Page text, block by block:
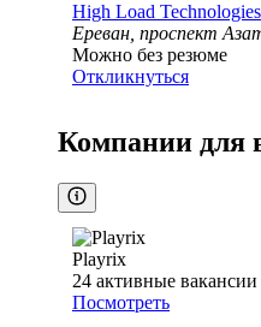
High Load Technologies
Ереван, проспект
Можно без резюме
Откликнуться
Компании для
Playrix
24 активные вакансии
Посмотреть